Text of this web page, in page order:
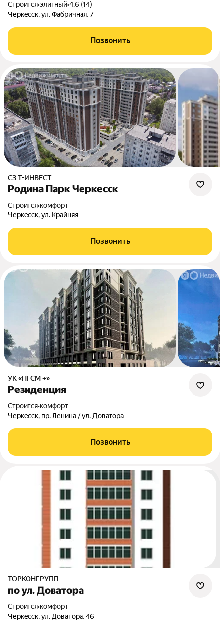
Строится•элитный•4.6 (14)
Черкесск, ул. Фабричная, 7
Позвонить
СЗ Т-ИНВЕСТ
Родина Парк Черкесск
Строится•комфорт
Черкесск, ул. Крайняя
Позвонить
УК «НГСМ +»
Резиденция
Строится•комфорт
Черкесск, пр. Ленина / ул. Доватора
Позвонить
ТОРКОНГРУПП
по ул. Доватора
Строится•комфорт
Черкесск, ул. Доватора, 46